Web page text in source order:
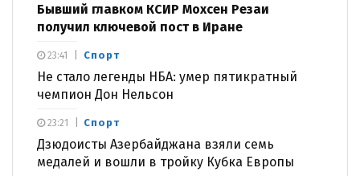
Бывший главком КСИР Мохсен Резаи
получил ключевой пост в Иране
Спорт
Не стало легенды НБА: умер пятикратный
чемпион Дон Нельсон
23:41
Спорт
Дзюдоисты Азербайджана взяли семь
медалей и вошли в тройку Кубка Европы
23:21